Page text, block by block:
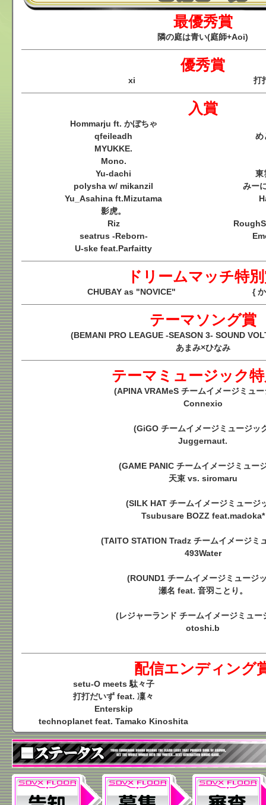
最優秀賞
隣の庭は青い(庭師+Aoi)
優秀賞
xi 打
入賞
Hommarju ft. かぼちゃ
qfeileadh
め
MYUKKE.
Mono.
Yu-dachi
東
polysha w/ mikanzil
みー
Yu_Asahina ft.Mizutama
影虎。
Riz
seatrus -Reborn-
U-ske feat.Parfaitty
ドリームマッチ特
CHUBAY as "NOVICE" {
テーマソング賞
(BEMANI PRO LEAGUE -SEASON 3- SOUND
あまみ×ひなみ
テーマミュージック
(APINA VRAMeS チームイメージミュ
Connexio
(GiGO チームイメージミュージッ
Juggernaut.
(GAME PANIC チームイメージミュー
天束 vs. siromaru
(SILK HAT チームイメージミュージ
Tsubusare BOZZ feat.madoka*
(TAITO STATION Tradz チームイメージミ
493Water
(ROUND1 チームイメージミュージ
瀬名 feat. 音羽ことり。
(レジャーランド チームイメージミュー
otoshi.b
配信エンディング
setu-O meets 駄々子
打打だいず feat. 凜々
Enterskip
technoplanet feat. Tamako Kinoshita